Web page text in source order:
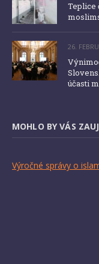
Teplice
26.
účasti
MOHLO BY VÁS
Výročné správy o